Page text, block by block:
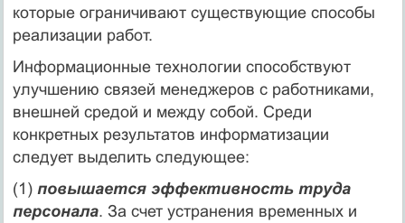
которые ограничивают существующие способы
реализации работ.
Информационные технологии способствуют
улучшению связей менеджеров с работниками,
внешней средой и между собой. Среди
конкретных результатов информатизации
следует выделить следующее:
(1) повышается эффективность труда
персонала. За счет устранения временных и